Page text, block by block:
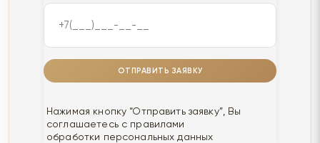
ОТПРАВИТЬ ЗАЯВКУ
Нажимая кнопку “Отправить заявку”, Вы
соглашаетесь с правилами
обработки персональных данных